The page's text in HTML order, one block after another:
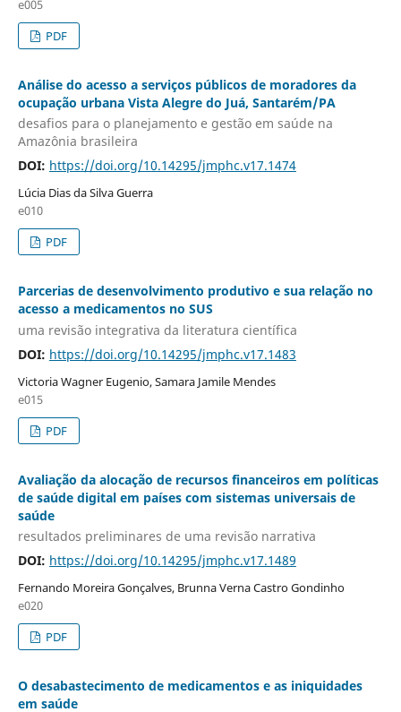
e005
PDF
Análise do acesso a serviços públicos de moradores da
ocupação urbana Vista Alegre do Juá, Santarém/PA
desafios para o planejamento e gestão em saúde na
Amazônia brasileira
DOI: https://doi.org/10.14295/jmphc.v17.1474
Lúcia Dias da Silva Guerra
e010
PDF
Parcerias de desenvolvimento produtivo e sua relação no
acesso a medicamentos no SUS
uma revisão integrativa da literatura científica
DOI: https://doi.org/10.14295/jmphc.v17.1483
Victoria Wagner Eugenio, Samara Jamile Mendes
e015
PDF
Avaliação da alocação de recursos financeiros em políticas
de saúde digital em países com sistemas universais de
saúde
resultados preliminares de uma revisão narrativa
DOI: https://doi.org/10.14295/jmphc.v17.1489
Fernando Moreira Gonçalves, Brunna Verna Castro Gondinho
e020
PDF
O desabastecimento de medicamentos e as iniquidades
em saúde